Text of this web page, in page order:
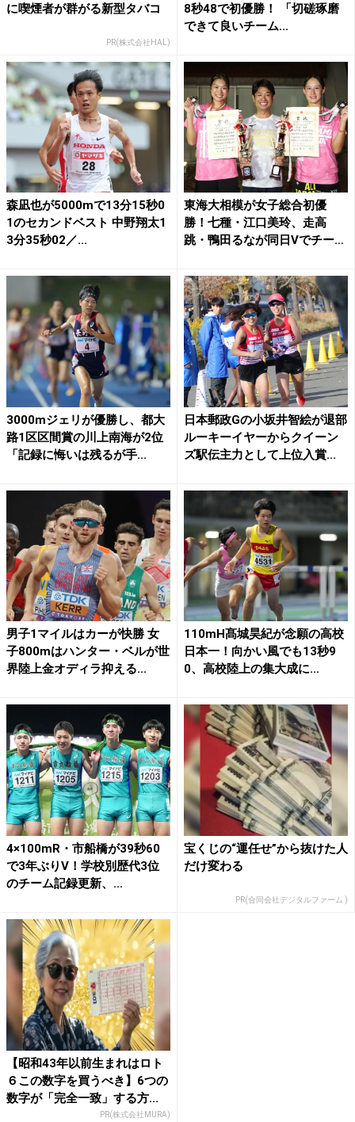
に喫煙者が群がる新型タバコ
PR(株式会社HAL)
8秒48で初優勝！ 「切磋琢磨
できて良いチーム...
森凪也が5000mで13分15秒0
1のセカンドベスト 中野翔太1
3分35秒02／...
東海大相模が女子総合初優
勝！七種・江口美玲、走高
跳・鴨田るなが同日Vでチーム
3000mジェリが優勝し、都大
路1区区間賞の川上南海が2位
「記録に悔いは残るが手...
日本郵政Gの小坂井智絵が退部
ルーキーイヤーからクイーン
ズ駅伝主力として上位入賞...
男子1マイルはカーが快勝 女
子800mはハンター・ベルが世
界陸上金オディラ抑える...
110mH髙城昊紀が念願の高校
日本一！向かい風でも13秒9
0、高校陸上の集大成に...
4×100mR・市船橋が39秒60
で3年ぶりV！学校別歴代3位
のチーム記録更新、...
宝くじの“運任せ”から抜けた人
だけ変わる
PR(合同会社デジタルファーム )
【昭和43年以前生まれはロト
６この数字を買うべき】6つの
数字が「完全一致」する方...
PR(株式会社MURA)